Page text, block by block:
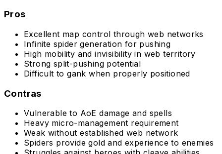
Pros
Excellent map control through web networks
Infinite spider generation for pushing
High mobility and invisibility in web territory
Strong split-pushing potential
Difficult to gank when properly positioned
Contras
Vulnerable to AoE damage and spells
Heavy micro-management requirement
Weak without established web network
Spiders provide gold and experience to enemies